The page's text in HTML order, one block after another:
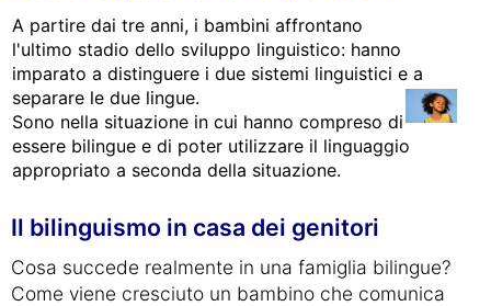
A partire dai tre anni, i bambini affrontano
l'ultimo stadio dello sviluppo linguistico: hanno
imparato a distinguere i due sistemi linguistici e a
separare le due lingue.
Sono nella situazione in cui hanno compreso di
essere bilingue e di poter utilizzare il linguaggio
appropriato a seconda della situazione.
Il bilinguismo in casa dei genitori
Cosa succede realmente in una famiglia bilingue?
Come viene cresciuto un bambino che comunica